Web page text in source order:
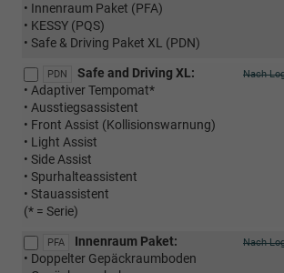
• Innenraum Paket (PFA)
• KESSY (PQS)
• Safe & Driving Paket XL (PDN)
PDN Nach
Safe and Driving XL:
• Adaptiver Tempomat*
• Ausstiegsassistent
• Front Assist (Kollisionswarnung)
• Light Assist
• Side Assist
• Spurhalteassistent
• Stauassistent
(* = Serie)
PFA Nach
Innenraum Paket:
• Doppelter Gepäckraumboden